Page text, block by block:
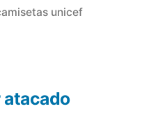
unicef